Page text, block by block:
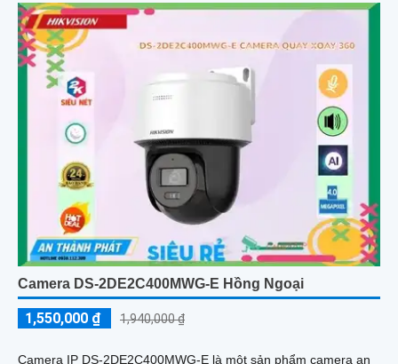
Camera DS-2DE2C400MWG-E Hồng Ngoại
1,550,000 ₫ 1,940,000 ₫
Camera IP DS-2DE2C400MWG-E là một sản phẩm camera an